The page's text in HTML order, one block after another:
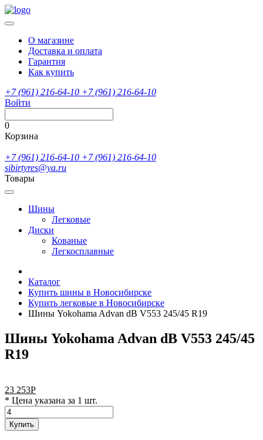
О магазине
Доставка и оплата
Гарантия
Как купить
+7 (961) 216-64-10 +7 (961) 216-64-10
Войти
0
Корзина
+7 (961) 216-64-10 +7 (961) 216-64-10
sibirtyres@ya.ru
Товары
Шины
Легковые
Диски
Кованые
Легкосплавные
Каталог
Купить шины в Новосибирске
Купить легковые в Новосибирске
Шины Yokohama Advan dB V553 245/45 R19
Шины Yokohama Advan dB V553 245/45
R19
23 253Р
* Цена указана за 1 шт.
Купить